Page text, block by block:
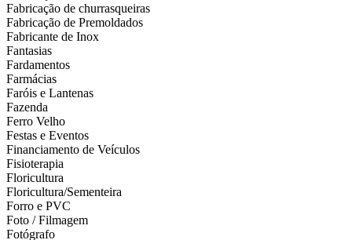
Fabricação de churrasqueiras
Fabricação de Premoldados
Fabricante de Inox
Fantasias
Fardamentos
Farmácias
Faróis e Lantenas
Fazenda
Ferro Velho
Festas e Eventos
Financiamento de Veículos
Fisioterapia
Floricultura
Floricultura/Sementeira
Forro e PVC
Foto / Filmagem
Fotógrafo